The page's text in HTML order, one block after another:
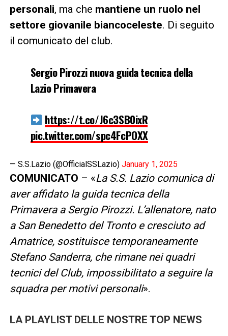
personali, ma che mantiene un ruolo nel
settore giovanile biancoceleste. Di seguito
il comunicato del club.
Sergio Pirozzi nuova guida tecnica della
Lazio Primavera
https://t.co/J6c3SB0ixR
pic.twitter.com/spc4FcPOXX
— S.S.Lazio (@OfficialSSLazio) January 1, 2025
COMUNICATO – «La S.S. Lazio comunica di
aver affidato la guida tecnica della
Primavera a Sergio Pirozzi. L’allenatore, nato
a San Benedetto del Tronto e cresciuto ad
Amatrice, sostituisce temporaneamente
Stefano Sanderra, che rimane nei quadri
tecnici del Club, impossibilitato a seguire la
squadra per motivi personali».
LA PLAYLIST DELLE NOSTRE TOP NEWS